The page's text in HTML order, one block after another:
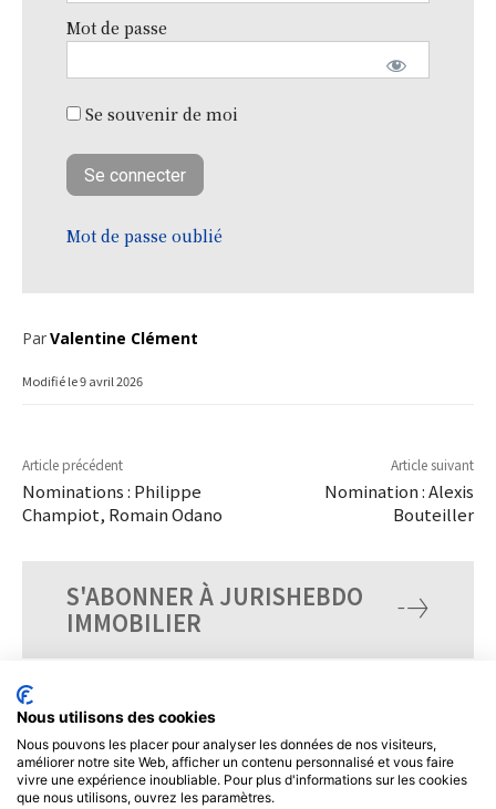
Mot de passe
Se souvenir de moi
Mot de passe oublié
ParValentine Clément
Modifié le9 avril 2026
Article précédent
Nominations : Philippe
Champiot, Romain Odano
Article suivant
Nomination : Alexis
Bouteiller
S'ABONNER À JURISHEBDO
IMMOBILIER
Nous utilisons des cookies
Nous pouvons les placer pour analyser les données de nos visiteurs,
améliorer notre site Web, afficher un contenu personnalisé et vous faire
vivre une expérience inoubliable. Pour plus d'informations sur les cookies
que nous utilisons, ouvrez les paramètres.